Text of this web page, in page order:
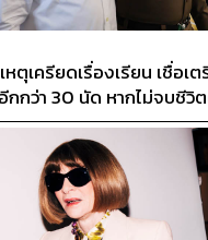
ตุเครียดเรื่องเรียน เชื่อเ
กว่า 30 นัด หากไม่จบชีวิ